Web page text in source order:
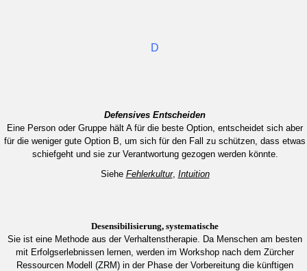
D
Defensives Entscheiden
Eine Person oder Gruppe hält A für die beste Option, entscheidet sich aber
für die weniger gute Option B, um sich für den Fall zu schützen, dass etwas
schiefgeht und sie zur Verantwortung gezogen werden könnte.
Siehe Fehlerkultur, Intuition
Desensibilisierung, systematische
Sie ist eine Methode aus der Verhaltenstherapie. Da Menschen am besten
mit Erfolgserlebnissen lernen, werden im Workshop nach dem Zürcher
Ressourcen Modell (ZRM) in der Phase der Vorbereitung die künftigen